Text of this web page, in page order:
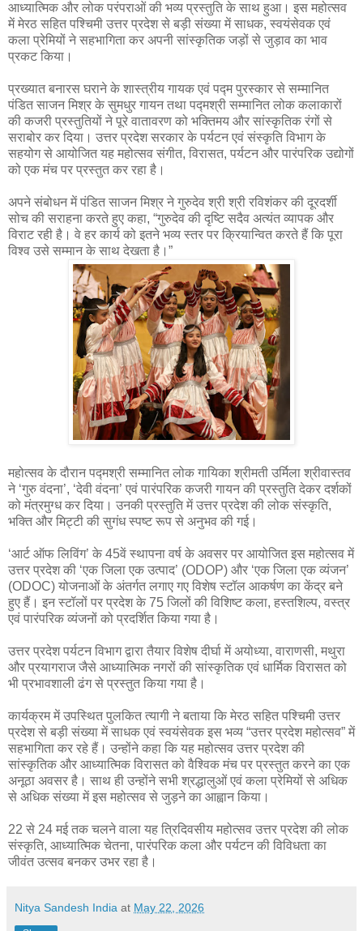
आध्यात्मिक और लोक परंपराओं की भव्य प्रस्तुति के साथ हुआ। इस महोत्सव
में मेरठ सहित पश्चिमी उत्तर प्रदेश से बड़ी संख्या में साधक, स्वयंसेवक एवं
कला प्रेमियों ने सहभागिता कर अपनी सांस्कृतिक जड़ों से जुड़ाव का भाव
प्रकट किया।
प्रख्यात बनारस घराने के शास्त्रीय गायक एवं पद्म पुरस्कार से सम्मानित
पंडित साजन मिश्र के सुमधुर गायन तथा पद्मश्री सम्मानित लोक कलाकारों
की कजरी प्रस्तुतियों ने पूरे वातावरण को भक्तिमय और सांस्कृतिक रंगों से
सराबोर कर दिया। उत्तर प्रदेश सरकार के पर्यटन एवं संस्कृति विभाग के
सहयोग से आयोजित यह महोत्सव संगीत, विरासत, पर्यटन और पारंपरिक उद्योगों
को एक मंच पर प्रस्तुत कर रहा है।
अपने संबोधन में पंडित साजन मिश्र ने गुरुदेव श्री श्री रविशंकर की दूरदर्शी
सोच की सराहना करते हुए कहा, “गुरुदेव की दृष्टि सदैव अत्यंत व्यापक और
विराट रही है। वे हर कार्य को इतने भव्य स्तर पर क्रियान्वित करते हैं कि पूरा
विश्व उसे सम्मान के साथ देखता है।”
महोत्सव के दौरान पद्मश्री सम्मानित लोक गायिका श्रीमती उर्मिला श्रीवास्तव
ने ‘गुरु वंदना’, ‘देवी वंदना’ एवं पारंपरिक कजरी गायन की प्रस्तुति देकर दर्शकों
को मंत्रमुग्ध कर दिया। उनकी प्रस्तुति में उत्तर प्रदेश की लोक संस्कृति,
भक्ति और मिट्टी की सुगंध स्पष्ट रूप से अनुभव की गई।
‘आर्ट ऑफ लिविंग’ के 45वें स्थापना वर्ष के अवसर पर आयोजित इस महोत्सव में
उत्तर प्रदेश की ‘एक जिला एक उत्पाद’ (ODOP) और ‘एक जिला एक व्यंजन’
(ODOC) योजनाओं के अंतर्गत लगाए गए विशेष स्टॉल आकर्षण का केंद्र बने
हुए हैं। इन स्टॉलों पर प्रदेश के 75 जिलों की विशिष्ट कला, हस्तशिल्प, वस्त्र
एवं पारंपरिक व्यंजनों को प्रदर्शित किया गया है।
उत्तर प्रदेश पर्यटन विभाग द्वारा तैयार विशेष दीर्घा में अयोध्या, वाराणसी, मथुरा
और प्रयागराज जैसे आध्यात्मिक नगरों की सांस्कृतिक एवं धार्मिक विरासत को
भी प्रभावशाली ढंग से प्रस्तुत किया गया है।
कार्यक्रम में उपस्थित पुलकित त्यागी ने बताया कि मेरठ सहित पश्चिमी उत्तर
प्रदेश से बड़ी संख्या में साधक एवं स्वयंसेवक इस भव्य “उत्तर प्रदेश महोत्सव” में
सहभागिता कर रहे हैं। उन्होंने कहा कि यह महोत्सव उत्तर प्रदेश की
सांस्कृतिक और आध्यात्मिक विरासत को वैश्विक मंच पर प्रस्तुत करने का एक
अनूठा अवसर है। साथ ही उन्होंने सभी श्रद्धालुओं एवं कला प्रेमियों से अधिक
से अधिक संख्या में इस महोत्सव से जुड़ने का आह्वान किया।
22 से 24 मई तक चलने वाला यह त्रिदिवसीय महोत्सव उत्तर प्रदेश की लोक
संस्कृति, आध्यात्मिक चेतना, पारंपरिक कला और पर्यटन की विविधता का
जीवंत उत्सव बनकर उभर रहा है।
Nitya Sandesh India at May 22, 2026